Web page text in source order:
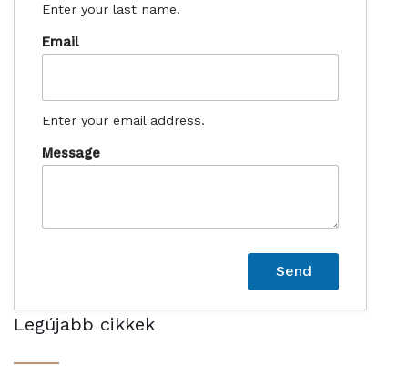
Enter your last name.
Email
Enter your email address.
Message
Legújabb cikkek